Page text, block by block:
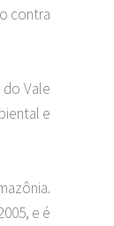
contra
Vale
e
e é